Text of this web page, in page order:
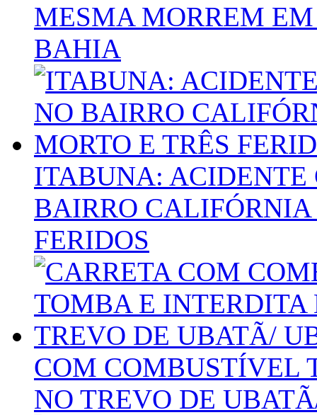
MESMA MORREM
BAHIA
ITABUNA:
BAIRRO CALIFÓRNIA
FERIDOS
COM COMBUSTÍVEL
NO TREVO DE